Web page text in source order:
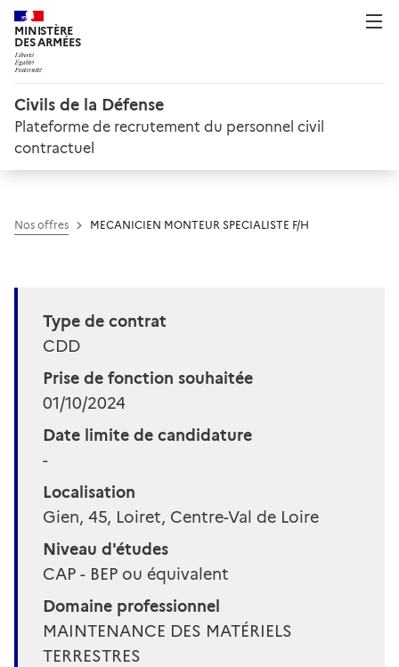
MINISTÈRE
DES ARMÉES
Civils de la Défense
Plateforme de recrutement du personnel civil
contractuel
Nos offres MECANICIEN MONTEUR SPECIALISTE F/H
Type de contrat
CDD
Prise de fonction souhaitée
01/10/2024
Date limite de candidature
-
Localisation
Gien, 45, Loiret, Centre-Val de Loire
Niveau d'études
CAP - BEP ou équivalent
Domaine professionnel
MAINTENANCE DES MATÉRIELS
TERRESTRES